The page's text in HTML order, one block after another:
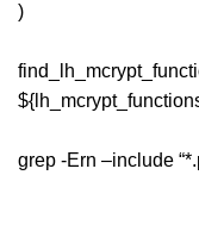
)
grep -Ern –include